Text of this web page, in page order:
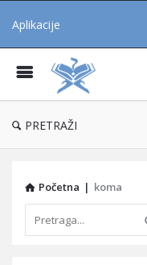
Aplikacije
PRETRAŽI
Početna | koma